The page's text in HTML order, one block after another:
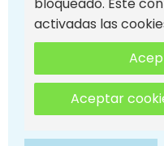
activadas las
Aceptar